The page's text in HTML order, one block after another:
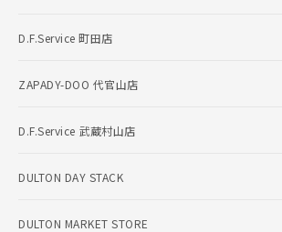
D.F.Service 町田店
ZAPADY-DOO 代官山店
D.F.Service 武蔵村山店
DULTON DAY STACK
DULTON MARKET STORE